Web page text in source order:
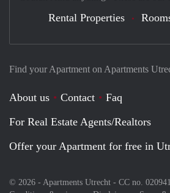
Find your Apartment on Apartments
About us Contact
Faq
For Real Estate Agents/Realtors
Offer your Apartment for free in
© 2026 - Apartments Utrecht - CC no.
Rental Properties